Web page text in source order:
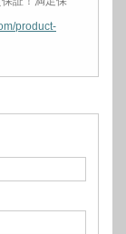
product-